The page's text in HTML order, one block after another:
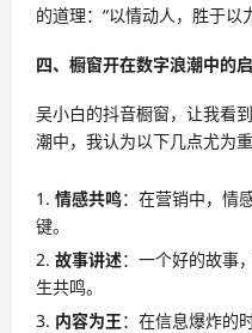
的道理：“以情动人，胜于以
四、橱窗开在数字浪潮中的
吴小白的抖音橱窗，让我看
潮中，我认为以下几点尤为重
情感共鸣：在营销中，情
键。
故事讲述：一个好的故事
生共鸣。
内容为王：在信息爆炸的